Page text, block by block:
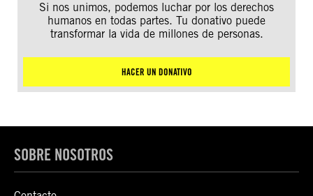
Si nos unimos, podemos luchar por los derechos
humanos en todas partes. Tu donativo puede
transformar la vida de millones de personas.
HACER UN DONATIVO
SOBRE NOSOTROS